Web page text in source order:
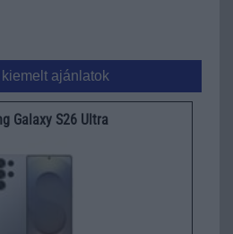
ajánlatok
Galaxy S26 Ultra